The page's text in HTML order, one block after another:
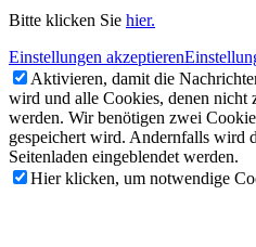
Bitte klicken Sie hier.
Einstellungen akzeptieren
Aktivieren, damit die
wird und alle Cookies, denen nicht
werden. Wir benötigen zwei
gespeichert wird. Andernfalls wird
Seitenladen eingeblendet werden.
Hier klicken, um notwendige